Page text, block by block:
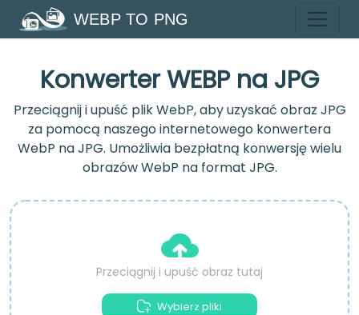
WEBP TO PNG
Konwerter WEBP na JPG
Przeciągnij i upuść plik WebP, aby uzyskać obraz JPG
za pomocą naszego internetowego konwertera
WebP na JPG. Umożliwia bezpłatną konwersję wielu
obrazów WebP na format JPG.
Przeciągnij i upuść obraz tutaj
Wybierz pliki